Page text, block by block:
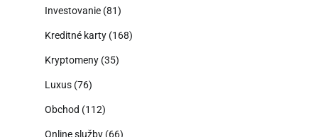
Investovanie (81)
Kreditné karty (168)
Kryptomeny (35)
Luxus (76)
Obchod (112)
Online služby (66)